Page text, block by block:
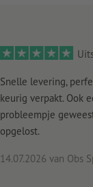
Snelle levering,
keurig verpakt. Ook
probleempje
opgelost.
14.07.2026 van Obs